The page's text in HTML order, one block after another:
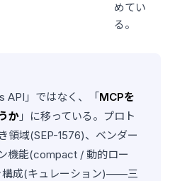
めてい
る。
API」ではなく、「MCPを
か 」に移っている。プロト
領域(SEP-1576)、ベンダー
機能(compact / 動的ロー
構成(キュレーション)——三